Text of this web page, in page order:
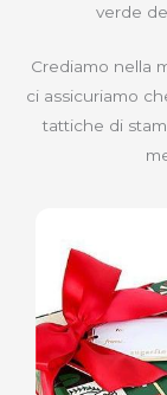
verde
Crediamo nella
ci assicuriamo
tattiche di